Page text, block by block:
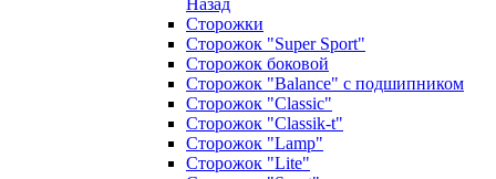
Назад
Сторожки
Сторожок "Super Sport"
Сторожок боковой
Сторожок "Balance" с подшипником
Сторожок "Classic"
Сторожок "Classik-t"
Сторожок "Lamp"
Сторожок "Lite"